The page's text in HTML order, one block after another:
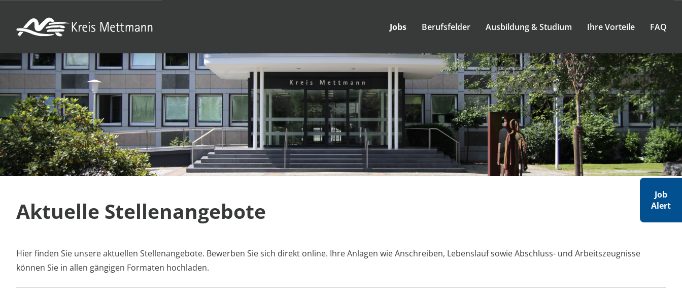
Jobs Berufsfelder Ausbildung & Studium Ihre Vorteile FAQ
Aktuelle Stellenangebote
Hier finden Sie unsere aktuellen Stellenangebote. Bewerben Sie sich direkt online. Ihre Anlagen wie Anschreiben, Lebenslauf sowie Abschluss- und Arbeitszeugnisse
können Sie in allen gängigen Formaten hochladen.
Job
Alert